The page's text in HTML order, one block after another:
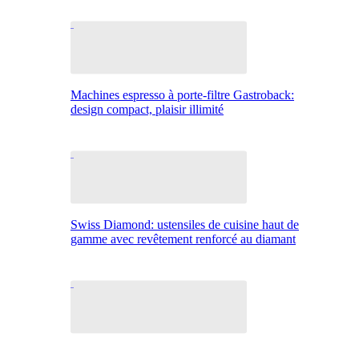
Machines espresso à porte-filtre Gastroback:
design compact, plaisir illimité
Swiss Diamond: ustensiles de cuisine haut de
gamme avec revêtement renforcé au diamant